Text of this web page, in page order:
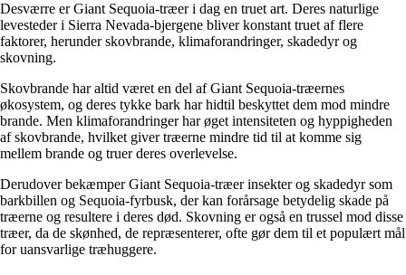
Desværre er Giant Sequoia-træer i dag en truet art. Deres naturlige
levesteder i Sierra Nevada-bjergene bliver konstant truet af flere
faktorer, herunder skovbrande, klimaforandringer, skadedyr og
skovning.
Skovbrande har altid været en del af Giant Sequoia-træernes
økosystem, og deres tykke bark har hidtil beskyttet dem mod mindre
brande. Men klimaforandringer har øget intensiteten og hyppigheden
af skovbrande, hvilket giver træerne mindre tid til at komme sig
mellem brande og truer deres overlevelse.
Derudover bekæmper Giant Sequoia-træer insekter og skadedyr som
barkbillen og Sequoia-fyrbusk, der kan forårsage betydelig skade på
træerne og resultere i deres død. Skovning er også en trussel mod disse
træer, da de skønhed, de repræsenterer, ofte gør dem til et populært mål
for uansvarlige træhuggere.